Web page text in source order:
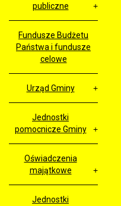
publiczne
Fundusze Budżetu
Państwa i fundusze
celowe
Urząd Gminy
Jednostki
pomocnicze Gminy
Oświadczenia
majątkowe
Jednostki